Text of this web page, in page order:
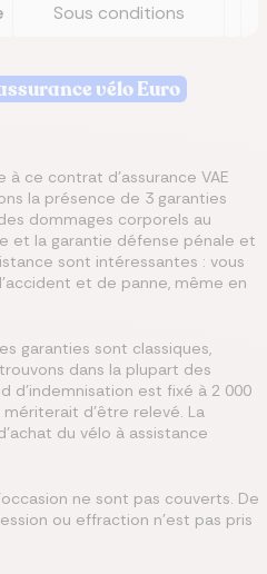
Sous conditions
vélo Euro
ce contrat d’assurance VAE
la présence de 3 garanties
dommages corporels au
et la garantie défense pénale et
sont intéressantes : vous
et de panne, même en
garanties sont classiques,
dans la plupart des
d’indemnisation est fixé à 2 000
d’être relevé. La
du vélo à assistance
ne sont pas couverts. De
ou effraction n’est pas pris